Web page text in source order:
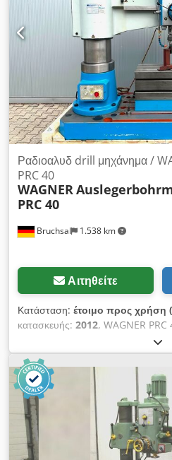
Bruchsal 1.538 km
Ραδιοαλυδ drill μηχάνημα /
PRC 40
WAGNER
PRC 40
Αιτηθείτε
Κατάσταση: έτοιμο προς χρήση
κατασκευής: 2012, WAGNER
βραχίονα / ακτινική μηχανή
-Σήμανση CE -ΠΛΗΡΗ ΤΕΧΝΙΚΑ
ΣΤΗ ΦΩΤΟΓΡΑΦΙΑ -Αυτόματη
4 -Εύρος ταχύτητας 25-2000
-Περιστρεφόμενος πάγκος
Av Dj Uekr Διαστάσεις: Μ x Π x Υ
Βάρος 3500 κιλά Διατηρούμε το
σφαλμάτων.